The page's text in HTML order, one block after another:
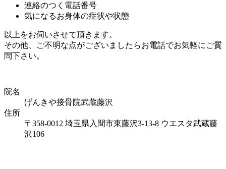
連絡のつく電話番号
気になるお身体の症状や状態
以上をお伺いさせて頂きます。
その他、ご不明な点がございましたらお電話でお気軽にご質
問下さい。
院名
げんきや接骨院武蔵藤沢
住所
〒358-0012 埼玉県入間市東藤沢3-13-8 ウエスタ武蔵藤
沢106